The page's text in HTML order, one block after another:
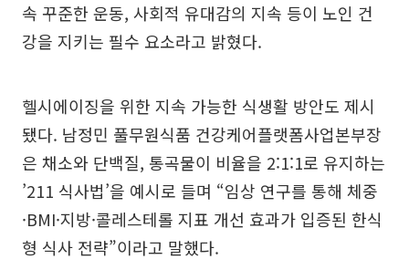
속 꾸준한 운동, 사회적 유대감의 지속 등이 노인 건
강을 지키는 필수 요소라고 밝혔다.
헬시에이징을 위한 지속 가능한 식생활 방안도 제시
됐다. 남정민 풀무원식품 건강케어플랫폼사업본부장
은 채소와 단백질, 통곡물이 비율을 2:1:1로 유지하는
’211 식사법’을 예시로 들며 “임상 연구를 통해 체중
·BMI·지방·콜레스테롤 지표 개선 효과가 입증된 한식
형 식사 전략”이라고 말했다.